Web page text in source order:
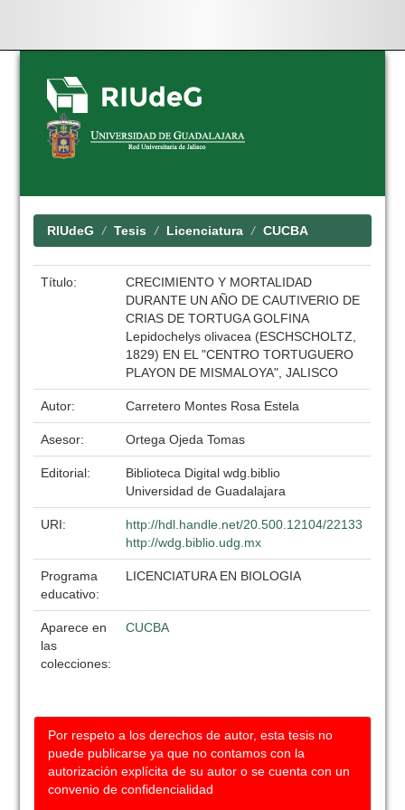
Skip
navigation
RIUdeG Tesis Licenciatura CUCBA
Título:
CRECIMIENTO Y MORTALIDAD
DURANTE UN AÑO DE CAUTIVERIO DE
CRIAS DE TORTUGA GOLFINA
Lepidochelys olivacea (ESCHSCHOLTZ,
1829) EN EL "CENTRO TORTUGUERO
PLAYON DE MISMALOYA", JALISCO
Autor: Carretero Montes Rosa Estela
Asesor: Ortega Ojeda Tomas
Editorial:
Biblioteca Digital wdg.biblio
Universidad de Guadalajara
URI:
http://hdl.handle.net/20.500.12104/22133
http://wdg.biblio.udg.mx
Programa
educativo:
LICENCIATURA EN BIOLOGIA
Aparece en
las
colecciones:
CUCBA
Por respeto a los derechos de autor, esta tesis no
puede publicarse ya que no contamos con la
autorización explícita de su autor o se cuenta con un
convenio de confidencialidad